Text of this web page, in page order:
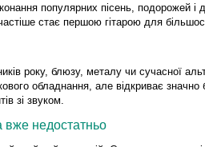
популярних пісень, подорожей і
стає першою гітарою для
року, блюзу, металу чи сучасної
обладнання, але відкриває значно
зі звуком.
вже недостатньо